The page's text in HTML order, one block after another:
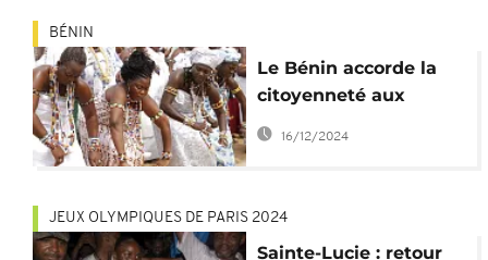
BÉNIN
Le Bénin accorde la
citoyenneté aux
descendants
d'esclaves
16/12/2024
JEUX OLYMPIQUES DE PARIS 2024
Sainte-Lucie : retour